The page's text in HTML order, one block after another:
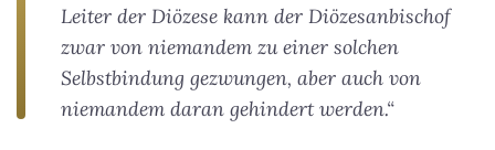
Leiter der Diözese kann der Diözesanbischof
zwar von niemandem zu einer solchen
Selbstbindung gezwungen, aber auch von
niemandem daran gehindert werden.“